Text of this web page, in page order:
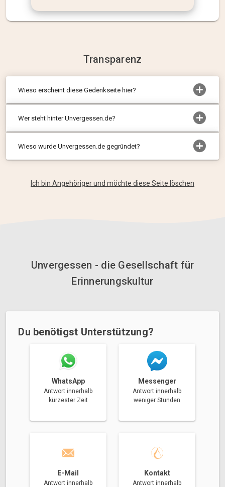
Transparenz
Wieso erscheint diese Gedenkseite hier?
Wer steht hinter Unvergessen.de?
Wieso wurde Unvergessen.de gegründet?
Ich bin Angehöriger und möchte diese Seite löschen
Unvergessen - die Gesellschaft für
Erinnerungskultur
Du benötigst Unterstützung?
WhatsApp
Antwort innerhalb
kürzester Zeit
Messenger
Antwort innerhalb
weniger Stunden
E-Mail
Antwort innerhalb
Kontakt
Antwort innerhalb